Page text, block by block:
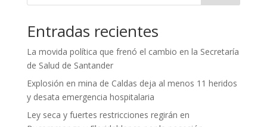
Entradas recientes
La movida política que frenó el cambio en la Secretaría
de Salud de Santander
Explosión en mina de Caldas deja al menos 11 heridos
y desata emergencia hospitalaria
Ley seca y fuertes restricciones regirán en